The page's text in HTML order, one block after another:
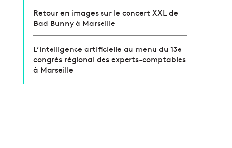
Retour en images sur le concert XXL de
Bad Bunny à Marseille
L’intelligence artificielle au menu du 13e
congrès régional des experts-comptables
à Marseille